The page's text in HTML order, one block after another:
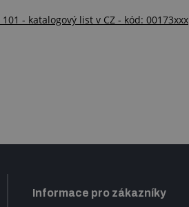
101 - katalogový list v CZ - kód: 00173xxx
Informace pro zákazníky